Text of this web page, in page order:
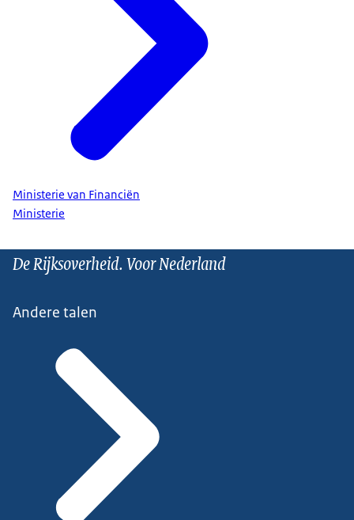
Ministerie van Financiën
Ministerie
De Rijksoverheid. Voor Nederland
Andere talen